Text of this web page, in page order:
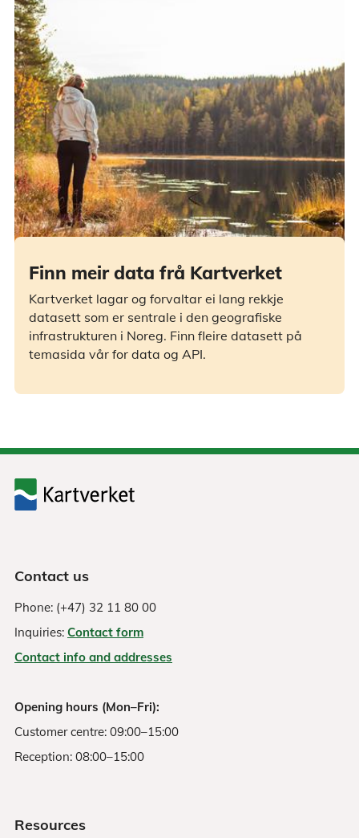
Finn meir data frå Kartverket
Kartverket lagar og forvaltar ei lang rekkje
datasett som er sentrale i den geografiske
infrastrukturen i Noreg. Finn fleire datasett på
temasida vår for data og API.
Contact us
Phone: (+47) 32 11 80 00
Inquiries: Contact form
Contact info and addresses
Opening hours (Mon–Fri):
Customer centre: 09:00–15:00
Reception: 08:00–15:00
Resources